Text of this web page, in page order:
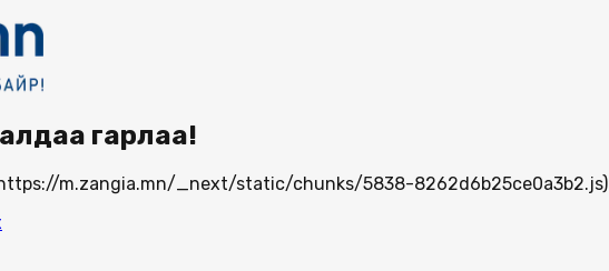
гарлаа!
m.zangia.mn/_next/static/chunks/5838-8262d6b25ce0a3b2.js)